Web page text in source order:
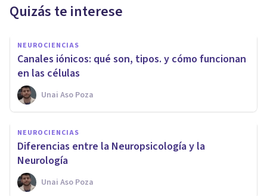
Quizás te interese
NEUROCIENCIAS
Canales iónicos: qué son, tipos. y cómo funcionan
en las células
Unai Aso Poza
NEUROCIENCIAS
Diferencias entre la Neuropsicología y la
Neurología
Unai Aso Poza